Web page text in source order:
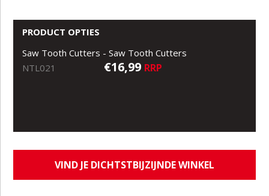
PRODUCT OPTIES
Saw Tooth Cutters - Saw Tooth Cutters
NTL021
€16,99 RRP
VIND JE DICHTSTBIJZIJNDE WINKEL